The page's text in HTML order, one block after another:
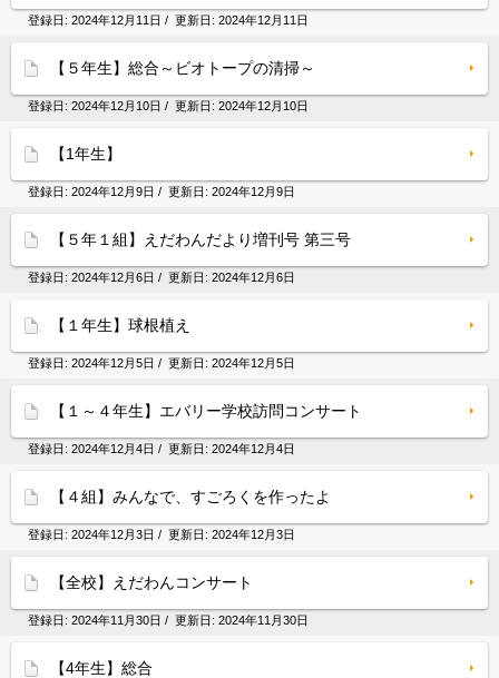
登録日: 2024年12月11日 / 更新日: 2024年12月11日
【５年生】総合～ビオトープの清掃～
登録日: 2024年12月10日 / 更新日: 2024年12月10日
【1年生】
登録日: 2024年12月9日 / 更新日: 2024年12月9日
【５年１組】えだわんだより増刊号 第三号
登録日: 2024年12月6日 / 更新日: 2024年12月6日
【１年生】球根植え
登録日: 2024年12月5日 / 更新日: 2024年12月5日
【１～４年生】エバリー学校訪問コンサート
登録日: 2024年12月4日 / 更新日: 2024年12月4日
【４組】みんなで、すごろくを作ったよ
登録日: 2024年12月3日 / 更新日: 2024年12月3日
【全校】えだわんコンサート
登録日: 2024年11月30日 / 更新日: 2024年11月30日
【4年生】総合